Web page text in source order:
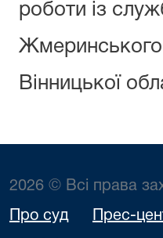
роботи із
Жмеринського
Вінницької
2026 © Всі права
Про суд Прес-